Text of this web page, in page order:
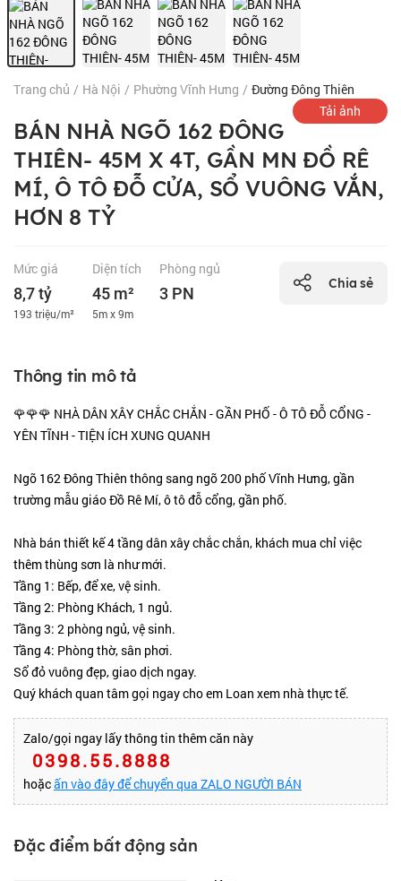
Trang chủ / Hà Nội / Phường Vĩnh Hưng / Đường Đông Thiên
Tải ảnh
BÁN NHÀ NGÕ 162 ĐÔNG
THIÊN- 45M X 4T, GẦN MN ĐỒ RÊ
MÍ, Ô TÔ ĐỖ CỬA, SỔ VUÔNG VẮN,
HƠN 8 TỶ
Mức giá
8,7 tỷ
193 triệu/m²
Diện tích
45 m²
5m x 9m
Phòng ngủ
3 PN
Chia sẻ
Thông tin mô tả
🌹🌹🌹 NHÀ DÂN XÂY CHẮC CHẮN - GẦN PHỐ - Ô TÔ ĐỖ CỔNG -
YÊN TĨNH - TIỆN ÍCH XUNG QUANH
Ngõ 162 Đông Thiên thông sang ngõ 200 phố Vĩnh Hưng, gần
trường mẫu giáo Đồ Rê Mí, ô tô đỗ cổng, gần phố.
Nhà bán thiết kế 4 tầng dân xây chắc chắn, khách mua chỉ việc
thêm thùng sơn là như mới.
Tầng 1: Bếp, để xe, vệ sinh.
Tầng 2: Phòng Khách, 1 ngủ.
Tầng 3: 2 phòng ngủ, vệ sinh.
Tầng 4: Phòng thờ, sân phơi.
Sổ đỏ vuông đẹp, giao dịch ngay.
Quý khách quan tâm gọi ngay cho em Loan xem nhà thực tế.
Zalo/gọi ngay lấy thông tin thêm căn này
0398.55.8888
hoặcấn vào đây để chuyển qua ZALO NGƯỜI BÁN
Đặc điểm bất động sản